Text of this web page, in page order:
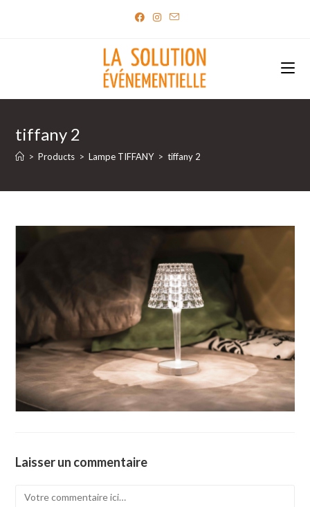
tiffany 2
> Products > Lampe TIFFANY > tiffany 2
Laisser un commentaire
Comment